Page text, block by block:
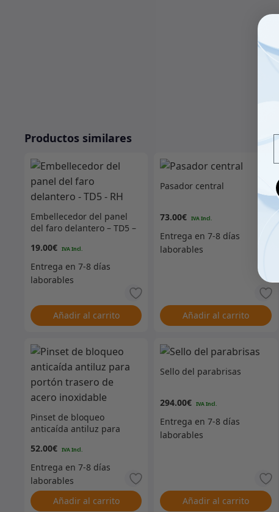
Productos similares
Embellecedor del panel
del faro delantero – TD5 –
19.00€
Añadir al carrito
Pasador central
73.00€
Añadir al carrito
Pinset de bloqueo
anticaída antiluz para
inoxidable
52.00€
Añadir al carrito
Sello del parabrisas
294.00€
Añadir al carrito